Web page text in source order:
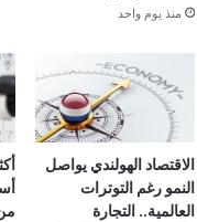
منذ يوم واحد
الاقتصاد الهولندي يواصل
النمو رغم التوترات
العالمية.. التجارة